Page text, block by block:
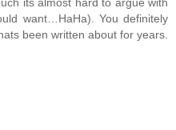
want…HaHa). You definitely
been written about for years.